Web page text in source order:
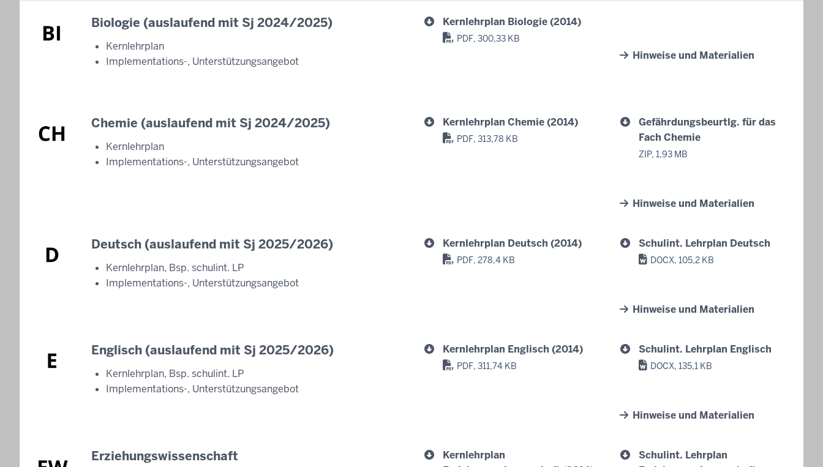
Biologie (auslaufend mit Sj 2024/2025)
Kernlehrplan
Implementations-, Unterstützungsangebot
Kernlehrplan Biologie (2014)
PDF, 300,33 KB
Hinweise und Materialien
Chemie (auslaufend mit Sj 2024/2025)
Kernlehrplan
Implementations-, Unterstützungsangebot
Kernlehrplan Chemie (2014)
PDF, 313,78 KB
Gefährdungsbeurtlg. für das
Fach Chemie
ZIP, 1,93 MB
Hinweise und Materialien
Deutsch (auslaufend mit Sj 2025/2026)
Kernlehrplan, Bsp. schulint. LP
Implementations-, Unterstützungsangebot
Kernlehrplan Deutsch (2014)
PDF, 278,4 KB
Schulint. Lehrplan Deutsch
DOCX, 105,2 KB
Hinweise und Materialien
Englisch (auslaufend mit Sj 2025/2026)
Kernlehrplan, Bsp. schulint. LP
Implementations-, Unterstützungsangebot
Kernlehrplan Englisch (2014)
PDF, 311,74 KB
Schulint. Lehrplan Englisch
DOCX, 135,1 KB
Hinweise und Materialien
Erziehungswissenschaft
Kernlehrplan
Schulint. Lehrplan